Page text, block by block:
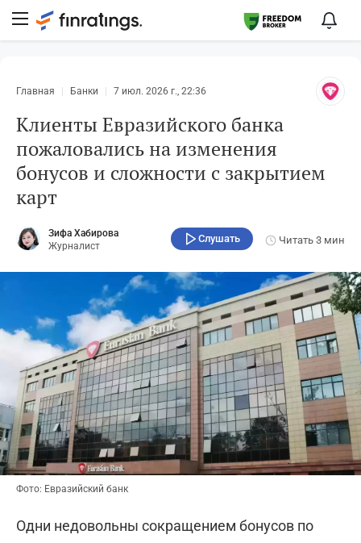
Главная Банки 7 июл. 2026 г., 22:36
Клиенты Евразийского банка
пожаловались на изменения
бонусов и сложности с закрытием
карт
Зифа Хабирова
Журналист
Слушать Читать 3 мин
Фото: Евразийский банк
Одни недовольны сокращением бонусов по